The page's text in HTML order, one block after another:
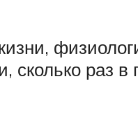
сколько раз в